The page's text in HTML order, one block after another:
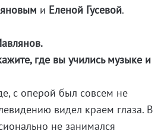
и Еленой Гусевой.
где вы учились музыке и
с оперой был совсем не
видел краем глаза. В
не занимался